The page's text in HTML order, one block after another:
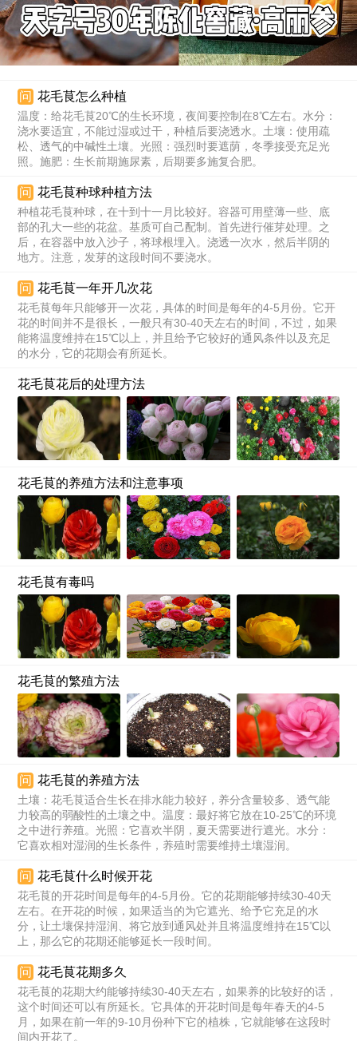
问 花毛茛怎么种植
温度：给花毛茛20℃的生长环境，夜间要控制在8℃左右。水分：
浇水要适宜，不能过湿或过干，种植后要浇透水。土壤：使用疏
松、透气的中碱性土壤。光照：强烈时要遮荫，冬季接受充足光
照。施肥：生长前期施尿素，后期要多施复合肥。
问 花毛茛种球种植方法
种植花毛茛种球，在十到十一月比较好。容器可用壁薄一些、底
部的孔大一些的花盆。基质可自己配制。首先进行催芽处理。之
后，在容器中放入沙子，将球根埋入。浇透一次水，然后半阴的
地方。注意，发芽的这段时间不要浇水。
问 花毛茛一年开几次花
花毛茛每年只能够开一次花，具体的时间是每年的4-5月份。它开
花的时间并不是很长，一般只有30-40天左右的时间，不过，如果
能将温度维持在15℃以上，并且给予它较好的通风条件以及充足
的水分，它的花期会有所延长。
花毛茛花后的处理方法
花毛茛的养殖方法和注意事项
花毛茛有毒吗
花毛茛的繁殖方法
问 花毛茛的养殖方法
土壤：花毛茛适合生长在排水能力较好，养分含量较多、透气能
力较高的弱酸性的土壤之中。温度：最好将它放在10-25℃的环境
之中进行养殖。光照：它喜欢半阴，夏天需要进行遮光。水分：
它喜欢相对湿润的生长条件，养殖时需要维持土壤湿润。
问 花毛茛什么时候开花
花毛茛的开花时间是每年的4-5月份。它的花期能够持续30-40天
左右。在开花的时候，如果适当的为它遮光、给予它充足的水
分，让土壤保持湿润、将它放到通风处并且将温度维持在15℃以
上，那么它的花期还能够延长一段时间。
问 花毛茛花期多久
花毛茛的花期大约能够持续30-40天左右，如果养的比较好的话，
这个时间还可以有所延长。它具体的开花时间是每年春天的4-5
月，如果在前一年的9-10月份种下它的植株，它就能够在这段时
间内开花了。